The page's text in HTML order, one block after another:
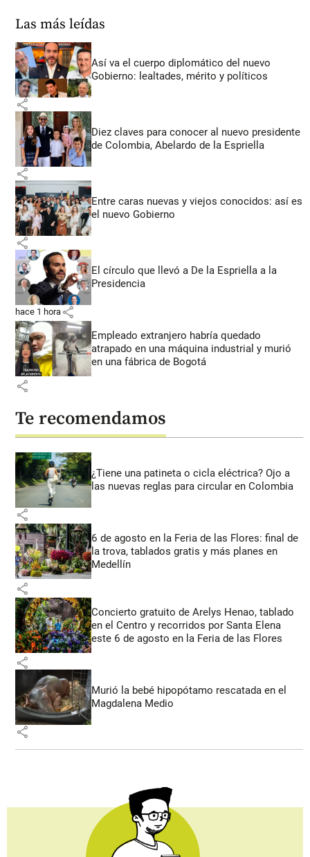
Las más leídas
Así va el cuerpo diplomático del nuevo
Gobierno: lealtades, mérito y políticos
share
Diez claves para conocer al nuevo presidente
de Colombia, Abelardo de la Espriella
share
Entre caras nuevas y viejos conocidos: así es
el nuevo Gobierno
share
El círculo que llevó a De la Espriella a la
Presidencia
hace 1 hora share
Empleado extranjero habría quedado
atrapado en una máquina industrial y murió
en una fábrica de Bogotá
share
Te recomendamos
¿Tiene una patineta o cicla eléctrica? Ojo a
las nuevas reglas para circular en Colombia
share
6 de agosto en la Feria de las Flores: final de
la trova, tablados gratis y más planes en
Medellín
share
Concierto gratuito de Arelys Henao, tablado
en el Centro y recorridos por Santa Elena
este 6 de agosto en la Feria de las Flores
share
Murió la bebé hipopótamo rescatada en el
Magdalena Medio
share